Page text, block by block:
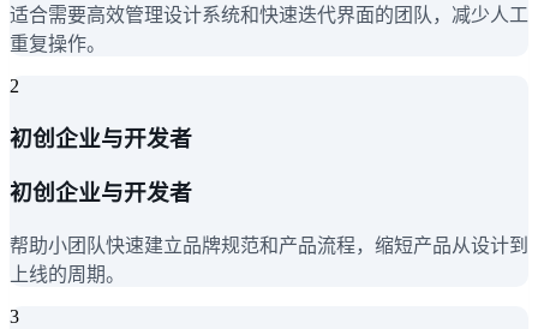
适合需要高效管理设计系统和快速迭代界面的团队，减少人工
重复操作。
2
初创企业与开发者
初创企业与开发者
帮助小团队快速建立品牌规范和产品流程，缩短产品从设计到
上线的周期。
3